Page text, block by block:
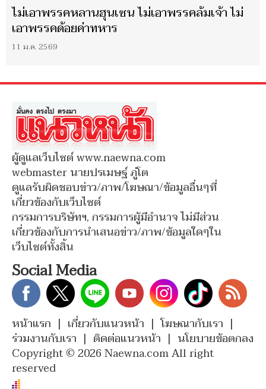
ไม่เอาพรรคหลานฮุนเซน ไม่เอาพรรคล้มเจ้า ไม่
เอาพรรคด้อยค่าทหาร
11 ม.ค. 2569
ผู้ดูแลเว็บไซต์ www.naewna.com
webmaster นายปรเมษฐ์ ภู่โต
ดูแลรับผิดชอบข่าว/ภาพ/โฆษณา/ข้อมูลอื่นๆที่
เกี่ยวข้องกับเว็บไซต์
กรรมการบริษัทฯ, กรรมการผู้มีอำนาจ ไม่มีส่วน
เกี่ยวข้องกับการนำเสนอข่าว/ภาพ/ข้อมูลใดๆใน
เว็บไซต์ทั้งสิ้น
Social Media
หน้าแรก | เกี่ยวกับแนวหน้า | โฆษณากับเรา |
ร่วมงานกับเรา | ติดต่อแนวหน้า | นโยบายข้อตกลง
Copyright © 2026 Naewna.com All right
reserved